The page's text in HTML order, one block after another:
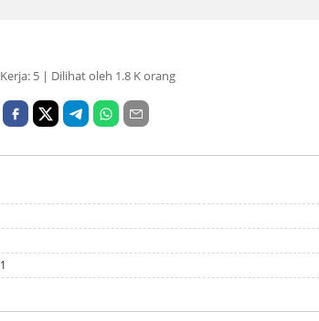
5 | Dilihat oleh 1.8 K orang